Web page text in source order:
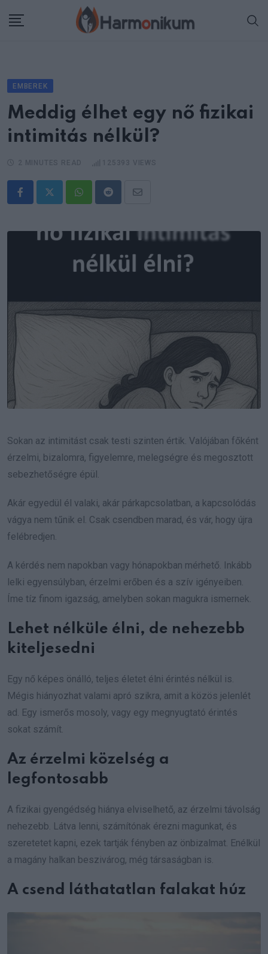
EMBEREK
Meddig élhet egy nő fizikai
intimitás nélkül?
WhatsappRedditShare
Email
Sokan az intimitást csak testi szinten értik. Valójában főként
érzelmi, bizalomra, figyelemre, melegségre és megosztott
sebezhetőségre épül.
Akár egyedül él valaki, akár párkapcsolatban, a kapcsolódás
vágya nem tűnik el. Csak csendben marad, és vár, hogy újra
felébredjen.
A kérdés nem napokban vagy hónapokban mérhető. Inkább
lelki egyensúlyban, érzelmi erőben és a szív igényeiben.
Íme tíz finom igazság, amelyben sokan magukra ismernek.
Lehet nélküle élni, de nehezebb
kiteljesedni
Egy nő képes önálló, teljes életet élni érintés nélkül is.
Mégis hiányozhat valami apró szikra, amit a közös jelenlét
ad. Egy ismerős mosoly, vagy egy megnyugtató érintés
sokat számít.
Az érzelmi közelség a
legfontosabb
A fizikai gyengédség hiánya elviselhető, az érzelmi távolság
nehezebb. Látva lenni, számítónak érezni magunkat, és
szeretetet kapni, ezek tartják fényben az önbizalmat. Enélkül
a magány halkan beszivárog, még társaságban is.
A csend láthatatlan falakat húz